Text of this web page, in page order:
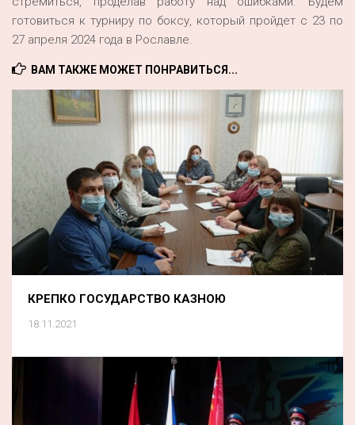
готовиться к турниру по боксу, который пройдет с 23 по
27 апреля 2024 года в Рославле.
ВАМ ТАКЖЕ МОЖЕТ ПОНРАВИТЬСЯ...
КРЕПКО ГОСУДАРСТВО КАЗНОЮ
18.11.2021